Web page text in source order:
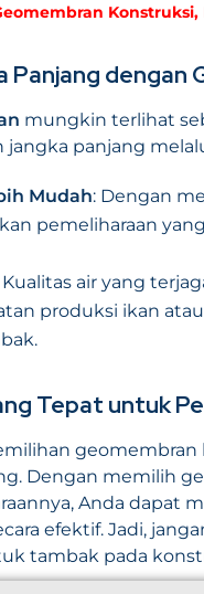
Panjang dengan
mungkin terlihat
panjang
Mudah: Dengan
pemeliharaan
Kualitas air yang
produksi ikan
Tepat untuk
Dengan memilih
Anda dapat
efektif. Jadi,
tambak pada